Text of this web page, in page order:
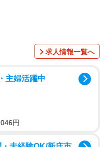
」を作る方法
入る分数本作る。
求人情報一覧へ
主婦活躍中
円